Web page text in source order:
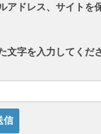
アドレス、サイトを
文字を入力してくだ